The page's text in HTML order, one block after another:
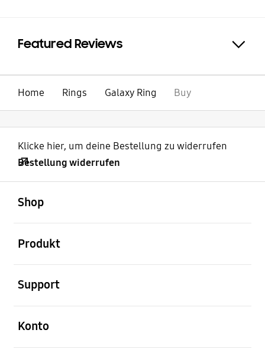
Featured Reviews
Home Rings Galaxy Ring Buy
Klicke hier, um deine Bestellung zu widerrufen
Bestellung widerrufen
Shop
Produkt
Support
Konto